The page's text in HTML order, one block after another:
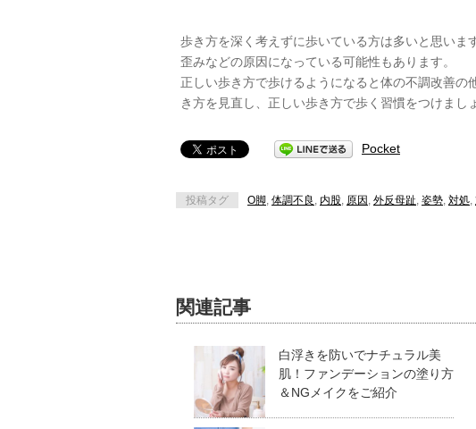
歩き方を深く考えずに歩いている方は多いと思い
歪みなどの原因になっている可能性もあります。
正しい歩き方で歩けるようになると体の不調改善
き方を見直し、正しい歩き方で歩く習慣をつけまし
Pocket
投稿タグ O脚, 体調不良 , 内股, 原因 , 外反母趾, 姿勢, 対処,
関連記事
白浮きを防いでナチュラル美
肌！ファンデーションの塗り方
＆NGメイクをご紹介